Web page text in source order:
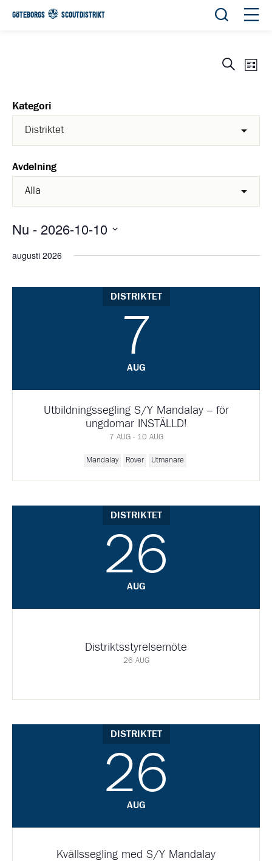
GÖTEBORGS SCOUTDISTRIKT Öppna
Sök List
Kategori
Avdelning
Nu - 2026-10-10
datum.
augusti 2026
DISTRIKTET
7
AUG
Utbildningssegling S/Y Mandalay – för
ungdomar INSTÄLLD!
7 AUG - 10 AUG
Mandalay Rover Utmanare
DISTRIKTET
26
AUG
Distriktsstyrelsemöte
26 AUG
DISTRIKTET
26
AUG
Kvällssegling med S/Y Mandalay